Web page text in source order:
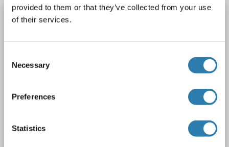
provided to them or that they’ve collected from your use
of their services.
Selection
Necessary
Preferences
Statistics
NOB1 anticorps
1 image